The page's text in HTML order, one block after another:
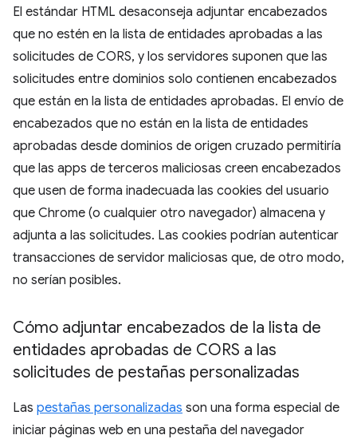
El estándar HTML desaconseja adjuntar encabezados
que no estén en la lista de entidades aprobadas a las
solicitudes de CORS, y los servidores suponen que las
solicitudes entre dominios solo contienen encabezados
que están en la lista de entidades aprobadas. El envío de
encabezados que no están en la lista de entidades
aprobadas desde dominios de origen cruzado permitiría
que las apps de terceros maliciosas creen encabezados
que usen de forma inadecuada las cookies del usuario
que Chrome (o cualquier otro navegador) almacena y
adjunta a las solicitudes. Las cookies podrían autenticar
transacciones de servidor maliciosas que, de otro modo,
no serían posibles.
Cómo adjuntar encabezados de la lista de
entidades aprobadas de CORS a las
solicitudes de pestañas personalizadas
Las pestañas personalizadas son una forma especial de
iniciar páginas web en una pestaña del navegador